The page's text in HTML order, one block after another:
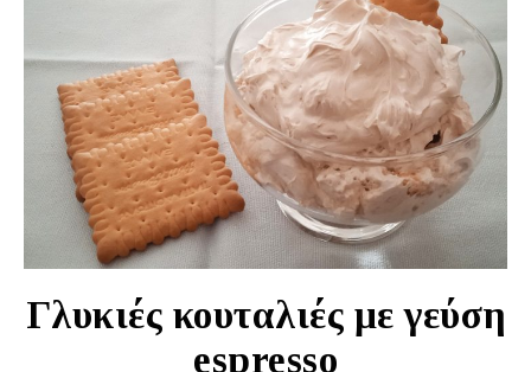
Γλυκιές κουταλιές με γεύση
espresso